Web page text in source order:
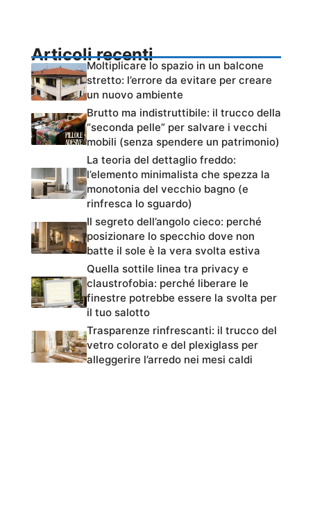
Articoli recenti
Moltiplicare lo spazio in un balcone
stretto: l’errore da evitare per creare
un nuovo ambiente
Brutto ma indistruttibile: il trucco della
“seconda pelle” per salvare i vecchi
mobili (senza spendere un patrimonio)
La teoria del dettaglio freddo:
l’elemento minimalista che spezza la
monotonia del vecchio bagno (e
rinfresca lo sguardo)
Il segreto dell’angolo cieco: perché
posizionare lo specchio dove non
batte il sole è la vera svolta estiva
Quella sottile linea tra privacy e
claustrofobia: perché liberare le
finestre potrebbe essere la svolta per
il tuo salotto
Trasparenze rinfrescanti: il trucco del
vetro colorato e del plexiglass per
alleggerire l’arredo nei mesi caldi